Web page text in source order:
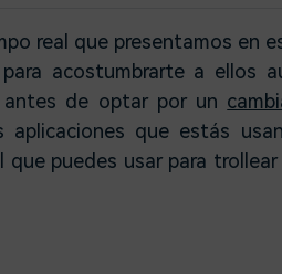
real que presentamos en
acostumbrarte a ellos
de optar por un
que estás
que puedes usar para